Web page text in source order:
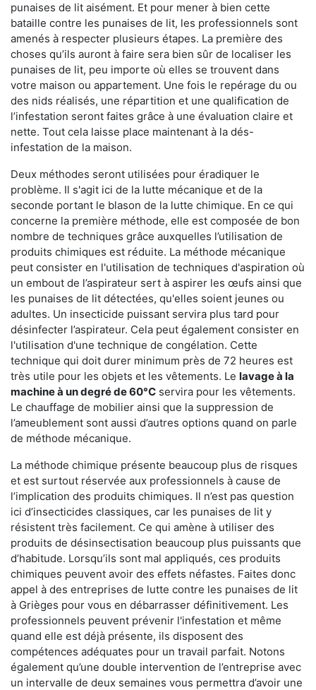
punaises de lit aisément. Et pour mener à bien cette
bataille contre les punaises de lit, les professionnels sont
amenés à respecter plusieurs étapes. La première des
choses qu’ils auront à faire sera bien sûr de localiser les
punaises de lit, peu importe où elles se trouvent dans
votre maison ou appartement. Une fois le repérage du ou
des nids réalisés, une répartition et une qualification de
l’infestation seront faites grâce à une évaluation claire et
nette. Tout cela laisse place maintenant à la dés-
infestation de la maison.
Deux méthodes seront utilisées pour éradiquer le
problème. Il s'agit ici de la lutte mécanique et de la
seconde portant le blason de la lutte chimique. En ce qui
concerne la première méthode, elle est composée de bon
nombre de techniques grâce auxquelles l’utilisation de
produits chimiques est réduite. La méthode mécanique
peut consister en l'utilisation de techniques d'aspiration où
un embout de l’aspirateur sert à aspirer les œufs ainsi que
les punaises de lit détectées, qu'elles soient jeunes ou
adultes. Un insecticide puissant servira plus tard pour
désinfecter l’aspirateur. Cela peut également consister en
l'utilisation d'une technique de congélation. Cette
technique qui doit durer minimum près de 72 heures est
très utile pour les objets et les vêtements. Le lavage à la
machine à un degré de 60°C servira pour les vêtements.
Le chauffage de mobilier ainsi que la suppression de
l’ameublement sont aussi d’autres options quand on parle
de méthode mécanique.
La méthode chimique présente beaucoup plus de risques
et est surtout réservée aux professionnels à cause de
l’implication des produits chimiques. Il n’est pas question
ici d’insecticides classiques, car les punaises de lit y
résistent très facilement. Ce qui amène à utiliser des
produits de désinsectisation beaucoup plus puissants que
d’habitude. Lorsqu’ils sont mal appliqués, ces produits
chimiques peuvent avoir des effets néfastes. Faites donc
appel à des entreprises de lutte contre les punaises de lit
à Grièges pour vous en débarrasser définitivement. Les
professionnels peuvent prévenir l'infestation et même
quand elle est déjà présente, ils disposent des
compétences adéquates pour un travail parfait. Notons
également qu’une double intervention de l’entreprise avec
un intervalle de deux semaines vous permettra d’avoir une